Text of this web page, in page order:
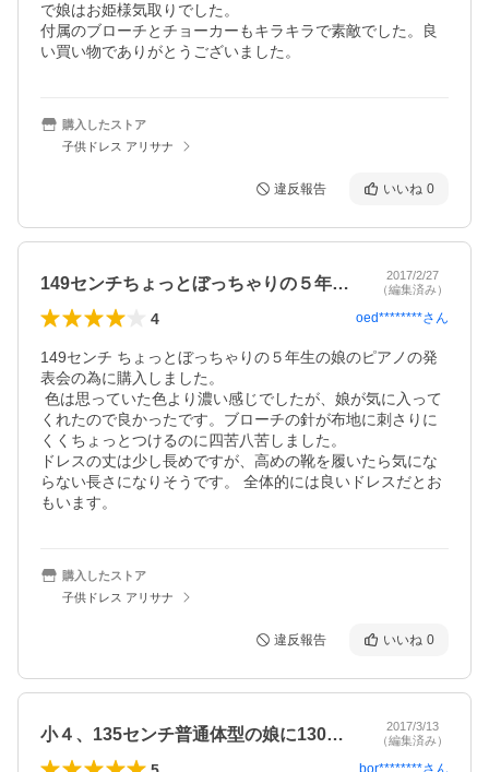
で娘はお姫様気取りでした。
付属のブローチとチョーカーもキラキラで素敵でした。良
い買い物でありがとうございました。
購入したストア
子供ドレス アリサナ
違反報告 いいね 0
149センチちょっとぼっちゃりの５年生…
2017/2/27
（編集済み）
4 oed********さん
149センチ ちょっとぼっちゃりの５年生の娘のピアノの発
表会の為に購入しました。
くれたので良かったです。ブローチの針が布地に刺さりに
くくちょっとつけるのに四苦八苦しました。
ドレスの丈は少し長めですが、高めの靴を履いたら気にな
らない長さになりそうです。 全体的には良いドレスだとお
もいます。
購入したストア
子供ドレス アリサナ
違反報告 いいね 0
小４、135センチ普通体型の娘に130…
2017/3/13
（編集済み）
bor********さん